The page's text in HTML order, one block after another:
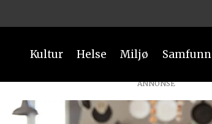
Kultur Helse Miljø Samfunn